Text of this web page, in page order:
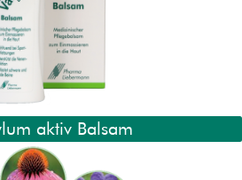
aktiv Balsam